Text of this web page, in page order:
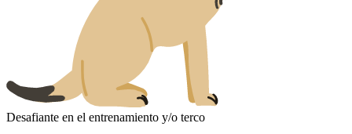
Desafiante en el entrenamiento y/o terco